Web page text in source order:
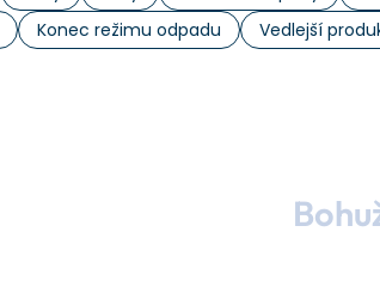
Konec režimu odpadu Vedlejší